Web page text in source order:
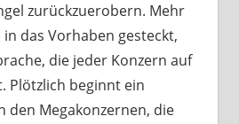
zurückzuerobern. Mehr
das Vorhaben gesteckt,
die jeder Konzern auf
Plötzlich beginnt ein
den Megakonzernen, die